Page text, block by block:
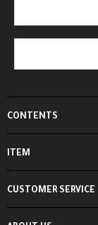
CONTENTS
ITEM
CUSTOMER SERVICE